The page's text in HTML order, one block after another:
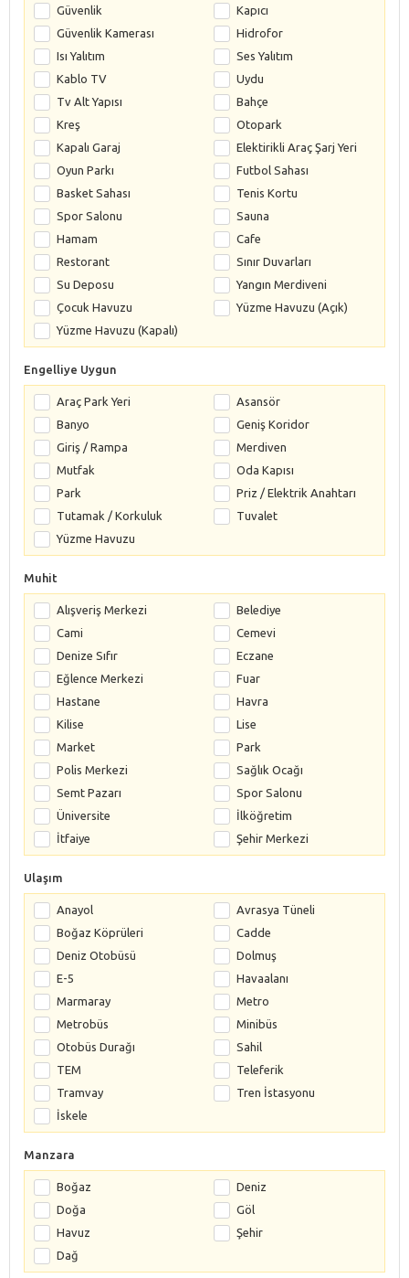
Güvenlik
Kapıcı
Güvenlik Kamerası
Hidrofor
Isı Yalıtım
Ses Yalıtım
Kablo TV
Uydu
Tv Alt Yapısı
Bahçe
Kreş
Otopark
Kapalı Garaj
Elektirikli Araç Şarj Yeri
Oyun Parkı
Futbol Sahası
Basket Sahası
Tenis Kortu
Spor Salonu
Sauna
Hamam
Cafe
Restorant
Sınır Duvarları
Su Deposu
Yangın Merdiveni
Çocuk Havuzu
Yüzme Havuzu (Açık)
Yüzme Havuzu (Kapalı)
Engelliye Uygun
Araç Park Yeri
Asansör
Banyo
Geniş Koridor
Giriş / Rampa
Merdiven
Mutfak
Oda Kapısı
Park
Priz / Elektrik Anahtarı
Tutamak / Korkuluk
Tuvalet
Yüzme Havuzu
Muhit
Alışveriş Merkezi
Belediye
Cami
Cemevi
Denize Sıfır
Eczane
Eğlence Merkezi
Fuar
Hastane
Havra
Kilise
Lise
Market
Park
Polis Merkezi
Sağlık Ocağı
Semt Pazarı
Spor Salonu
Üniversite
İlköğretim
İtfaiye
Şehir Merkezi
Ulaşım
Anayol
Avrasya Tüneli
Boğaz Köprüleri
Cadde
Deniz Otobüsü
Dolmuş
E-5
Havaalanı
Marmaray
Metro
Metrobüs
Minibüs
Otobüs Durağı
Sahil
TEM
Teleferik
Tramvay
Tren İstasyonu
İskele
Manzara
Boğaz
Deniz
Doğa
Göl
Havuz
Şehir
Dağ